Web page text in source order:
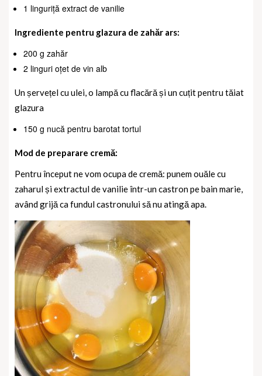
1 linguriță extract de vanilie
Ingrediente pentru glazura de zahăr ars:
200 g zahăr
2 linguri oțet de vin alb
Un șervețel cu ulei, o lampă cu flacără și un cuțit pentru tăiat
glazura
150 g nucă pentru barotat tortul
Mod de preparare cremă:
Pentru început ne vom ocupa de cremă: punem ouăle cu
zaharul și extractul de vanilie într-un castron pe bain marie,
având grijă ca fundul castronului să nu atingă apa.